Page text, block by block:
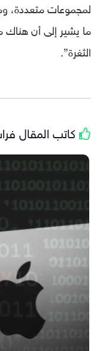
لمجموعات متعددة،
ما يشير إلى أن
الثغرة”.
كاتب المقال